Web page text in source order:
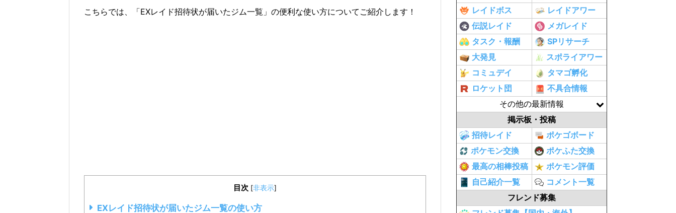
こちらでは、「EXレイド招待状が届いたジム一覧」の便利な使い方についてご紹介します！
目次 [非表示]
EXレイド招待状が届いたジム一覧の使い方
レイドボス
レイドアワー
伝説レイド
メガレイド
タスク・報酬
SPリサーチ
大発見
スポライアワー
コミュデイ
タマゴ孵化
ロケット団
不具合情報
その他の最新情報
掲示板・投稿
招待レイド
ポケゴボード
ポケモン交換
ポケふた交換
最高の相棒投稿
ポケモン評価
自己紹介一覧
コメント一覧
フレンド募集